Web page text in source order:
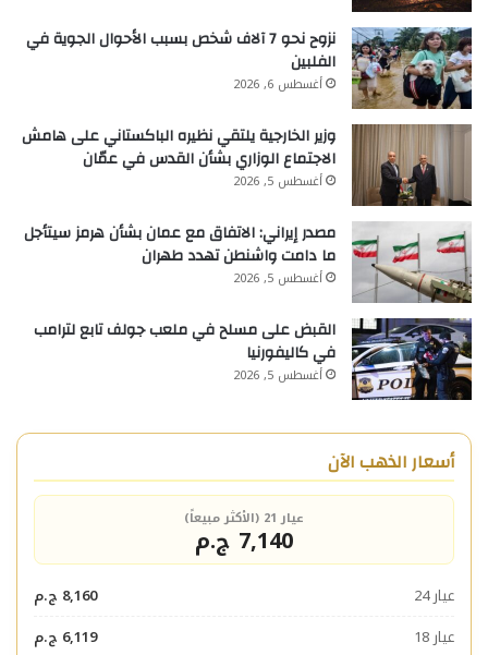
نزوح نحو 7 آلاف شخص بسبب الأحوال الجوية في
الفلبين
أغسطس 6, 2026
وزير الخارجية يلتقي نظيره الباكستاني على هامش
الاجتماع الوزاري بشأن القدس في عمّان
أغسطس 5, 2026
مصدر إيراني: الاتفاق مع عمان بشأن هرمز سيتأجل
ما دامت واشنطن تهدد طهران
أغسطس 5, 2026
القبض على مسلح في ملعب جولف تابع لترامب
في كاليفورنيا
أغسطس 5, 2026
أسعار الذهب الآن
عيار 21 (الأكثر مبيعاً)
7,140 ج.م
عيار 24
8,160 ج.م
عيار 18
6,119 ج.م